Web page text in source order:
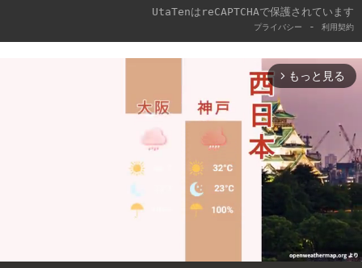
UtaTenはreCAPTCHAで保護されています
プライバシー - 利用契約
arrow_forward_ios もっと見る